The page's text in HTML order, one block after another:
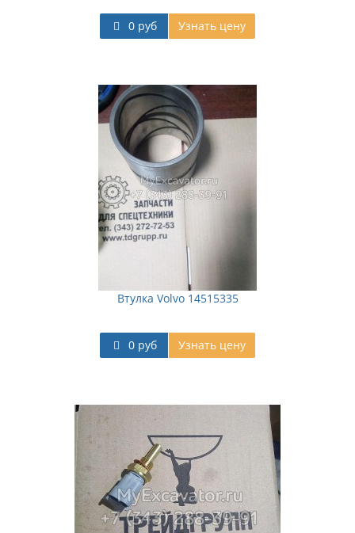
0 руб Узнать цену
Втулка Volvo 14515335
0 руб Узнать цену